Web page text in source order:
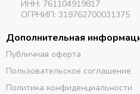
ИНН: 761104919817
ОГРНИП: 319762700031375
Дополнительная
Публичная оферта
Пользовательское соглашение
Политика конфиденциальности